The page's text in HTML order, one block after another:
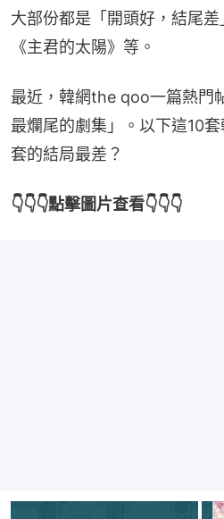
大部份都是「開頭好，結尾差
《主君的太陽》等。
最近，韓網the qoo一篇熱門
最爛尾的劇集」。以下這10
套的結局最差？
👇👇👇點擊圖片查看👇👇👇